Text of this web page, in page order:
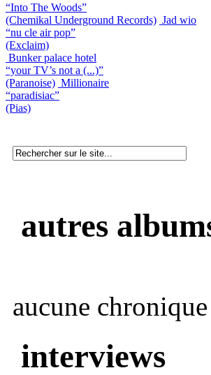
“Into The Woods”
(Chemikal Underground Records) Jad wio
“nu cle air pop”
(Exclaim)
Bunker palace hotel
“your TV’s not a (...)”
(Paranoise) Millionaire
“paradisiac”
(Pias)
autres
aucune
interviews